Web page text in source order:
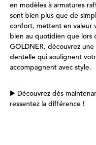
en modèles à armatures
sont bien plus que de
confort, mettent en valeur
bien au quotidien que lors
GOLDNER, découvrez
dentelle qui soulignent
accompagnent avec style.
▶️ Découvrez dès
ressentez la différence !